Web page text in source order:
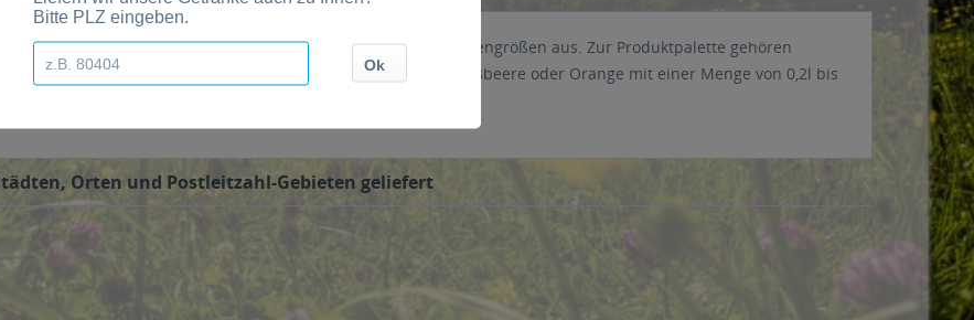
breit gefächerte Vielfalt an Geschmacksrichtungen und Flaschengrößen aus. Zur Produktpalette gehören
+ Kirsche, Ananas, Apfel-Mango, Birnen-Maracuja, Johannisbeere oder Orange mit einer Menge von 0,2l bis
wenn Sie diese über unseren Online-Shop bestellen.
Orten und Postleitzahl-Gebieten geliefert